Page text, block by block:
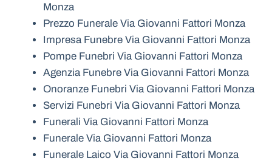
Monza
Prezzo Funerale Via Giovanni Fattori Monza
Impresa Funebre Via Giovanni Fattori Monza
Pompe Funebri Via Giovanni Fattori Monza
Agenzia Funebre Via Giovanni Fattori Monza
Onoranze Funebri Via Giovanni Fattori Monza
Servizi Funebri Via Giovanni Fattori Monza
Funerali Via Giovanni Fattori Monza
Funerale Via Giovanni Fattori Monza
Funerale Laico Via Giovanni Fattori Monza